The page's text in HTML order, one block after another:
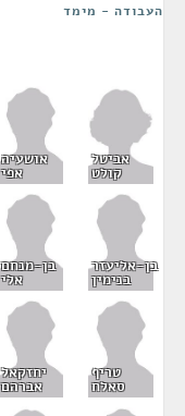
העבודה - מימד
אביטל
קולט
אושעיה
אפי
בן-אליעזר
בנימין
בן-מנחם
אלי
טריף
סאלח
יחזקאל
אברהם